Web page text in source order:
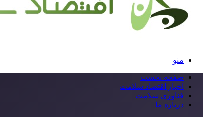
منو
صفحه نخست
اخبار اقتصاد سلامت
فناوری سلامت
درباره ما